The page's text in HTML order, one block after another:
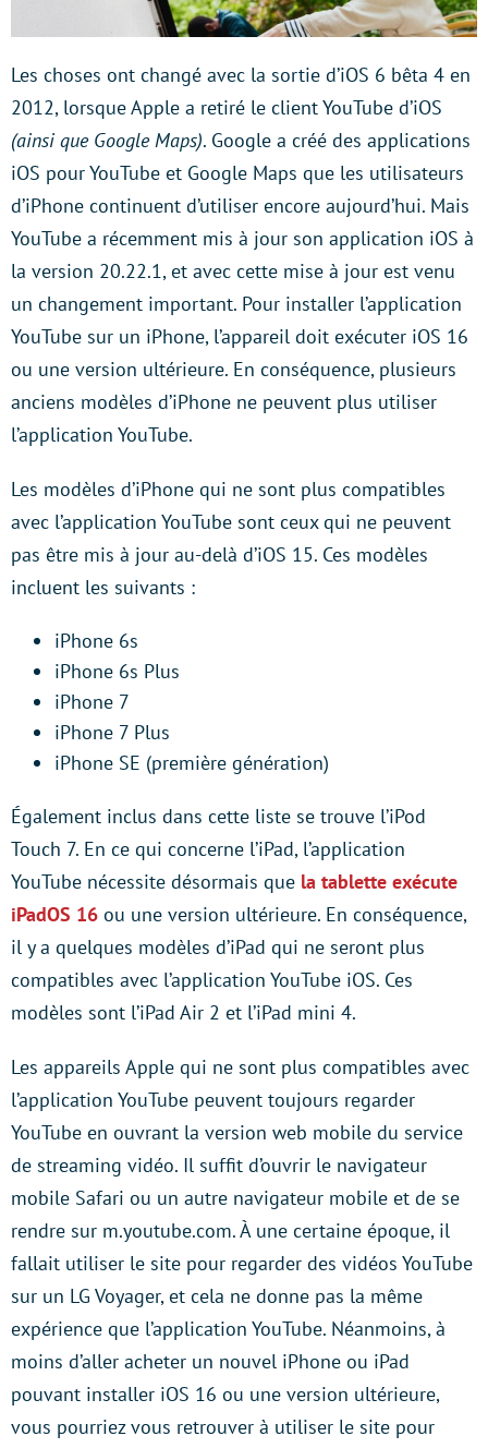
Les choses ont changé avec la sortie d’iOS 6 bêta 4 en
2012, lorsque Apple a retiré le client YouTube d’iOS
(ainsi que Google Maps). Google a créé des applications
iOS pour YouTube et Google Maps que les utilisateurs
d’iPhone continuent d’utiliser encore aujourd’hui. Mais
YouTube a récemment mis à jour son application iOS à
la version 20.22.1, et avec cette mise à jour est venu
un changement important. Pour installer l’application
YouTube sur un iPhone, l’appareil doit exécuter iOS 16
ou une version ultérieure. En conséquence, plusieurs
anciens modèles d’iPhone ne peuvent plus utiliser
l’application YouTube.
Les modèles d’iPhone qui ne sont plus compatibles
avec l’application YouTube sont ceux qui ne peuvent
pas être mis à jour au-delà d’iOS 15. Ces modèles
incluent les suivants :
iPhone 6s
iPhone 6s Plus
iPhone 7
iPhone 7 Plus
iPhone SE (première génération)
Également inclus dans cette liste se trouve l’iPod
Touch 7. En ce qui concerne l’iPad, l’application
YouTube nécessite désormais que la tablette exécute
iPadOS 16 ou une version ultérieure. En conséquence,
il y a quelques modèles d’iPad qui ne seront plus
compatibles avec l’application YouTube iOS. Ces
modèles sont l’iPad Air 2 et l’iPad mini 4.
Les appareils Apple qui ne sont plus compatibles avec
l’application YouTube peuvent toujours regarder
YouTube en ouvrant la version web mobile du service
de streaming vidéo. Il suffit d’ouvrir le navigateur
mobile Safari ou un autre navigateur mobile et de se
rendre sur m.youtube.com. À une certaine époque, il
fallait utiliser le site pour regarder des vidéos YouTube
sur un LG Voyager, et cela ne donne pas la même
expérience que l’application YouTube. Néanmoins, à
moins d’aller acheter un nouvel iPhone ou iPad
pouvant installer iOS 16 ou une version ultérieure,
vous pourriez vous retrouver à utiliser le site pour